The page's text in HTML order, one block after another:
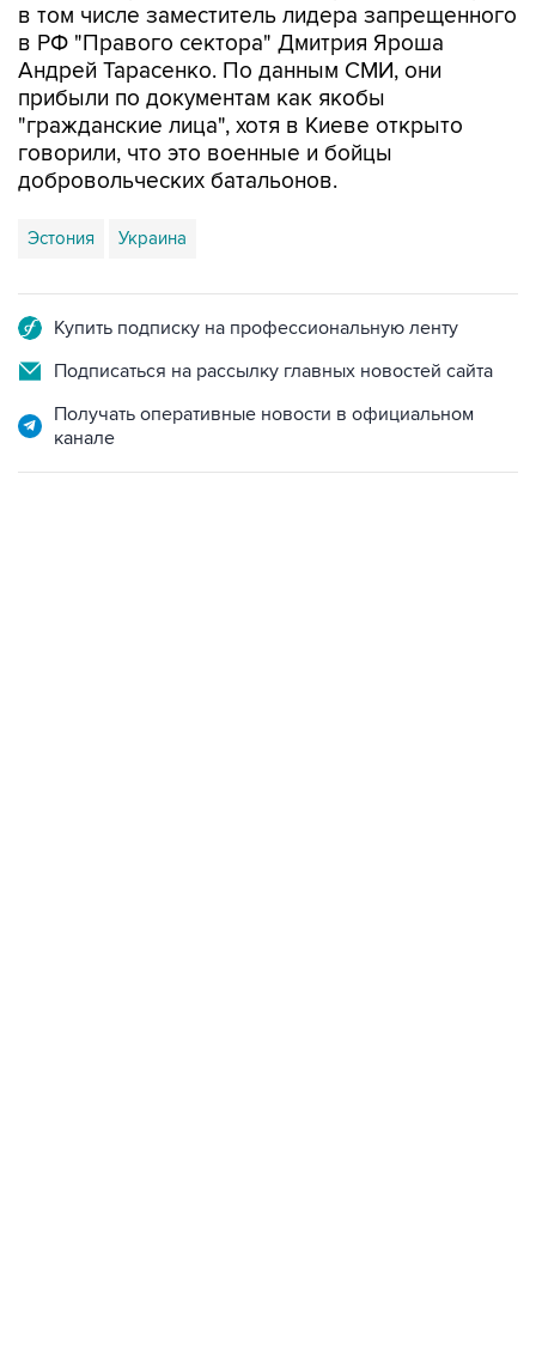
Андрей Тарасенко. По данным СМИ, они
прибыли по документам как якобы
"гражданские лица", хотя в Киеве открыто
говорили, что это военные и бойцы
добровольческих батальонов.
Эстония Украина
Подписаться на рассылку главных новостей сайта
Получать оперативные новости в официальном